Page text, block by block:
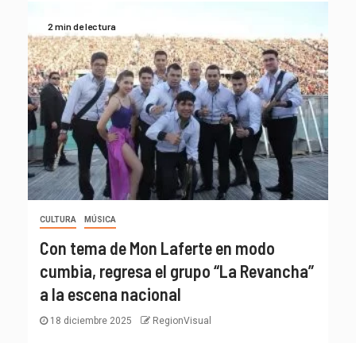
2 min de lectura
CULTURA MÚSICA
Con tema de Mon Laferte en modo
cumbia, regresa el grupo “La Revancha”
a la escena nacional
18 diciembre 2025 RegionVisual